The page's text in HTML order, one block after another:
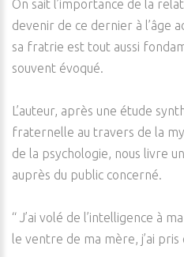
On sait l’importance de la
devenir de ce dernier à l’âge
sa fratrie est tout aussi
souvent évoqué.
L’auteur, après une étude
fraternelle au travers de la
de la psychologie, nous livre
auprès du public concerné.
“ J’ai volé de l’intelligence à
le ventre de ma mère, j’ai pris